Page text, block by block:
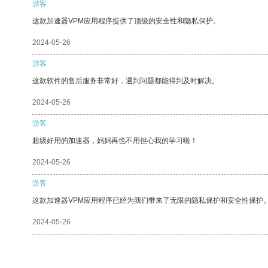
游客
这款加速器VPM应用程序提供了顶级的安全性和隐私保护。
2024-05-26
游客
这款软件的售后服务非常好，遇到问题都能得到及时解决。
2024-05-26
游客
超级好用的加速器，妈妈再也不用担心我的学习啦！
2024-05-26
游客
这款加速器VPM应用程序已经为我们带来了无限的隐私保护和安全性保护
2024-05-26